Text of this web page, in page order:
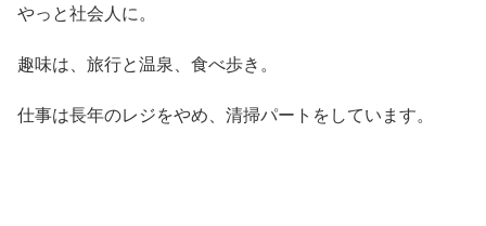
やっと社会人に。
趣味は、旅行と温泉、食べ歩き。
仕事は長年のレジをやめ、清掃パートをしています。